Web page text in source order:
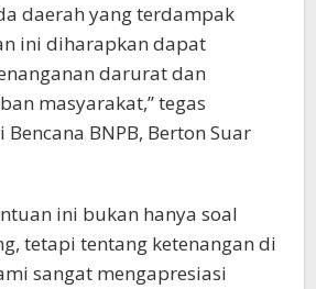
daerah yang terdampak
ini diharapkan dapat
darurat dan
masyarakat,” tegas
BNPB, Berton Suar
ini bukan hanya soal
tetapi tentang ketenangan di
sangat mengapresiasi